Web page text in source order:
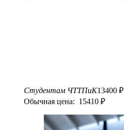
Студентам ЧТТПиК13400 ₽
Обычная цена: 15410 ₽